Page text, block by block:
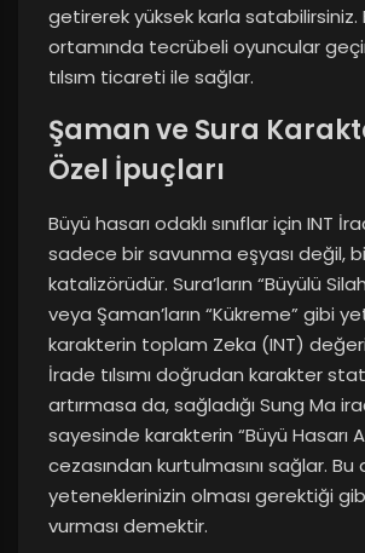
getirerek yüksek karla satabilirsiniz.
ortamında tecrübeli oyuncular
tılsım ticareti ile sağlar.
Şaman ve Sura
Özel İpuçları
Büyü hasarı odaklı sınıflar için INT
sadece bir savunma eşyası değil, bir
katalizörüdür. Sura’ların “Büyülü
veya Şaman’ların “Kükreme” gibi
karakterin toplam Zeka (INT)
İrade tılsımı doğrudan karakter
artırmasa da, sağladığı Sung Ma
sayesinde karakterin “Büyü Hasarı
cezasından kurtulmasını sağlar. Bu
yeteneklerinizin olması gerektiği
vurması demektir.